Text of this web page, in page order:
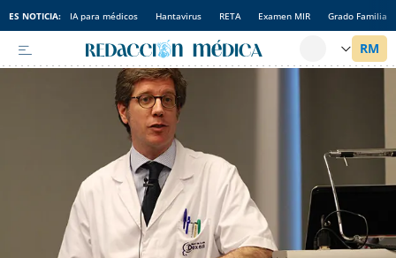
ES NOTICIA: IA para médicos Hantavirus RETA Examen MIR Grado Familia